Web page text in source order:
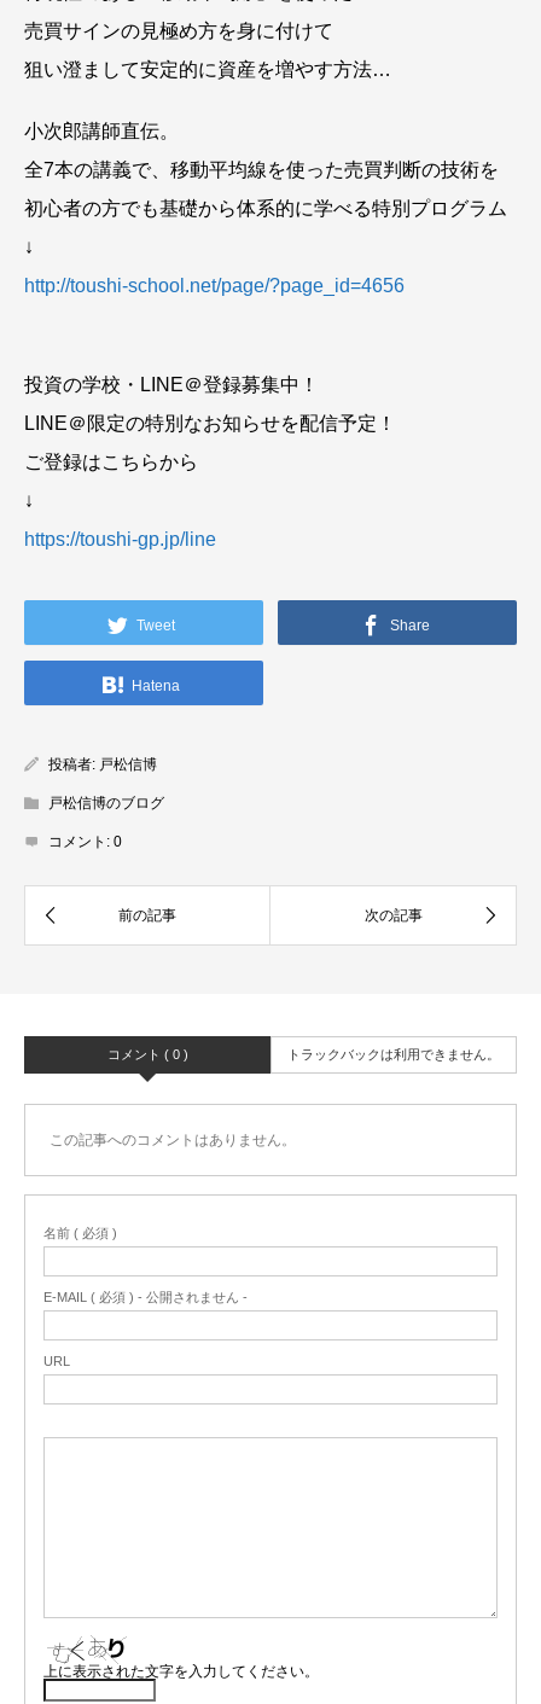
売買サインの見極め方を身に付けて
狙い澄まして安定的に資産を増やす方法…
小次郎講師直伝。
全7本の講義で、移動平均線を使った売買判断の技術を
初心者の方でも基礎から体系的に学べる特別プログラム
↓
http://toushi-school.net/page/?page_id=4656
投資の学校・LINE＠登録募集中！
LINE＠限定の特別なお知らせを配信予定！
ご登録はこちらから
↓
https://toushi-gp.jp/line
Tweet Share
Hatena
投稿者: 戸松信博
戸松信博のブログ
コメント: 0
コメント ( 0 ) トラックバックは利用できません。
この記事へのコメントはありません。
名前 ( 必須 )
E-MAIL ( 必須 ) - 公開されません -
URL
上に表示された文字を入力してください。